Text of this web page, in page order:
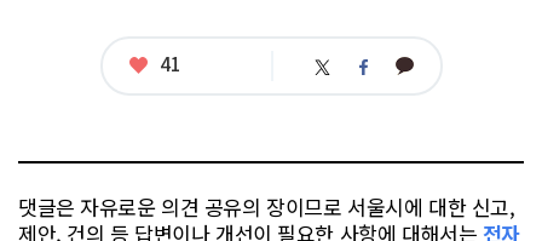
좋
41 트 페 카
댓글은 자유로운 의견 공유의 장이므로 서울시에 대한 신고,
제안, 건의 등 답변이나 개선이 필요한 사항에 대해서는 전자